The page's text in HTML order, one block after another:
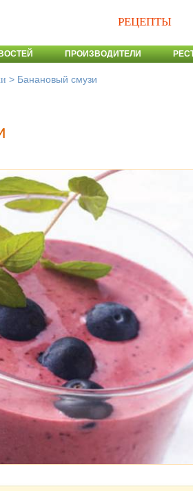
РЕЦЕПТЫ
ПРОИЗВОДИТЕЛИ
> Банановый смузи